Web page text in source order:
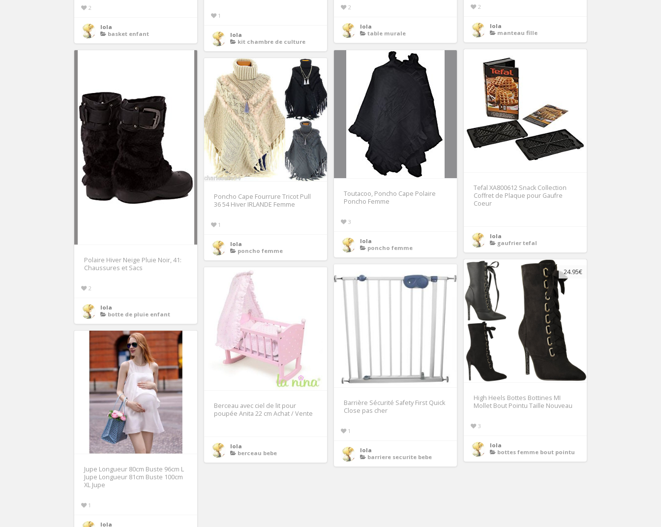
2
lola
manteau fille
2
lola
table murale
2
lola
basket enfant
1
lola
kit chambre de culture
Tefal XA800612 Snack Collection
Coffret de Plaque pour Gaufre
Coeur
lola
gaufrier tefal
Polaire Hiver Neige Pluie Noir, 41:
Chaussures et Sacs
2
lola
botte de pluie enfant
Toutacoo, Poncho Cape Polaire
Poncho Femme
3
lola
poncho femme
Poncho Cape Fourrure Tricot Pull
36 54 Hiver IRLANDE Femme
1
lola
poncho femme
24.95€
High Heels Bottes Bottines MI
Mollet Bout Pointu Taille Nouveau
3
lola
bottes femme bout pointu
Barrière Sécurité Safety First Quick
Close pas cher
1
lola
barriere securite bebe
Berceau avec ciel de lit pour
poupée Anita 22 cm Achat / Vente
lola
berceau bebe
Jupe Longueur 80cm Buste 96cm L
Jupe Longueur 81cm Buste 100cm
XL Jupe
1
lola